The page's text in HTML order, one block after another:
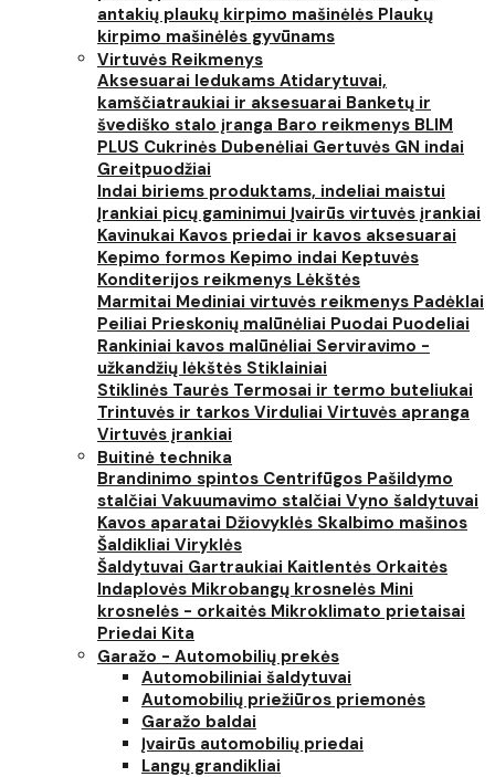
antakių plaukų kirpimo mašinėlės Plaukų
kirpimo mašinėlės gyvūnams
Virtuvės Reikmenys
Aksesuarai ledukams Atidarytuvai,
kamščiatraukiai ir aksesuarai Banketų ir
švediško stalo įranga Baro reikmenys BLIM
PLUS Cukrinės Dubenėliai Gertuvės GN indai
Greitpuodžiai
Indai biriems produktams, indeliai maistui
Įrankiai picų gaminimui Įvairūs virtuvės įrankiai
Kavinukai Kavos priedai ir kavos aksesuarai
Kepimo formos Kepimo indai Keptuvės
Konditerijos reikmenys Lėkštės
Marmitai Mediniai virtuvės reikmenys Padėklai
Peiliai Prieskonių malūnėliai Puodai Puodeliai
Rankiniai kavos malūnėliai Serviravimo -
užkandžių lėkštės Stiklainiai
Stiklinės Taurės Termosai ir termo buteliukai
Trintuvės ir tarkos Virduliai Virtuvės apranga
Virtuvės įrankiai
Buitinė technika
Brandinimo spintos Centrifūgos Pašildymo
stalčiai Vakuumavimo stalčiai Vyno šaldytuvai
Kavos aparatai Džiovyklės Skalbimo mašinos
Šaldikliai Viryklės
Šaldytuvai Gartraukiai Kaitlentės Orkaitės
Indaplovės Mikrobangų krosnelės Mini
krosnelės - orkaitės Mikroklimato prietaisai
Priedai Kita
Garažo - Automobilių prekės
Automobiliniai šaldytuvai
Automobilių priežiūros priemonės
Garažo baldai
Įvairūs automobilių priedai
Langų grandikliai